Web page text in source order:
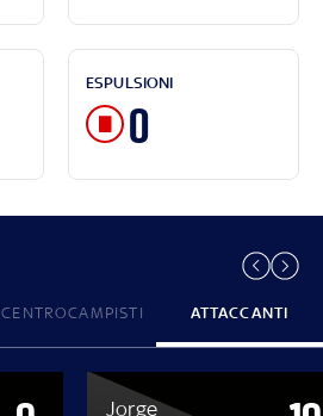
ESPULSIONI
0
CENTROCAMPISTI ATTACCANTI
Jorge